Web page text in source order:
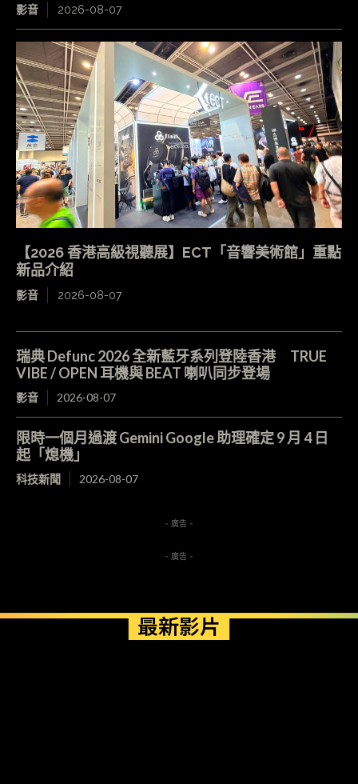
影音 2026-08-07
【2026 香港高級視聽展】ECT「音響美術館」重點
新品介紹
影音 2026-08-07
瑞典 Defunc 2026 全新藍牙系列登陸香港 TRUE
VIBE / OPEN 耳機與 BEAT 喇叭同步登場
影音 2026-08-07
限時一個月過渡 Gemini Google 助理確定 9 月 4 日
起「熄機」
科技新聞 2026-08-07
- 廣告 -
- 廣告 -
最新影片